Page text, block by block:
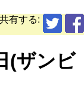
有する:
(ザンビ